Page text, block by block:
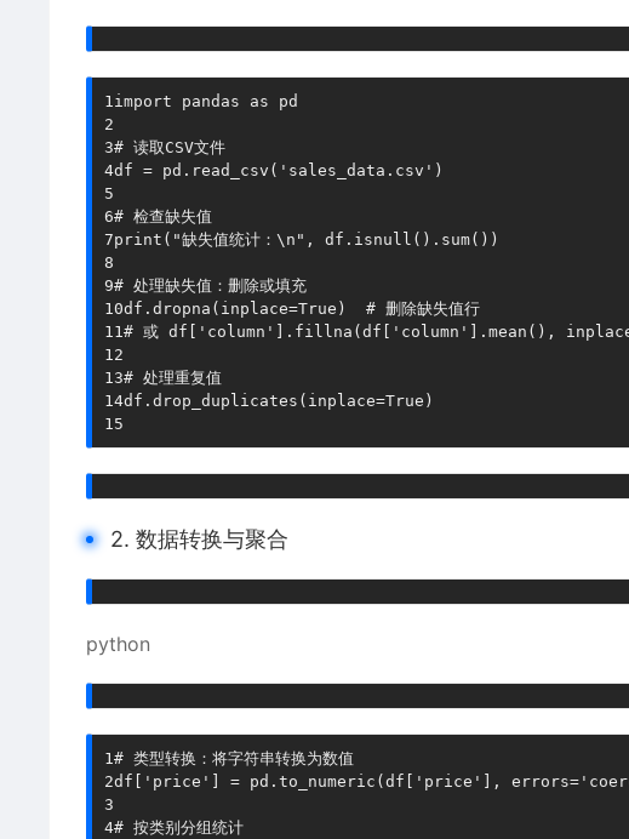
1import pandas as
2
3# 读取CSV文件
4df = pd . read_csv ( 'sales_data.csv' )
5
6# 检查缺失值
7print ( "缺失值统计：\n" , df . isnull ( ) . sum( ) )
8
9# 处理缺失值：删除或填充
10df . dropna ( inplace=True )
# 删除缺失值行
11# 或 df['column'].fillna(df['column'].mean(),
12
13# 处理重复值
14df . drop_duplicates ( inplace=True )
15
2. 数据转换与聚合
python
1# 类型转换：将字符串转换为数值
2df 'price' = pd . to_numeric ( df 'price' , errors=
3
4# 按类别分组统计